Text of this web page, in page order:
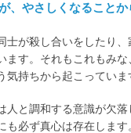
、やさしくなること
士が殺し合いをしたり
ます。それもこれもみ
気持ちから起こっていま
人と調和する意識が欠
も必ず真心は存在しま